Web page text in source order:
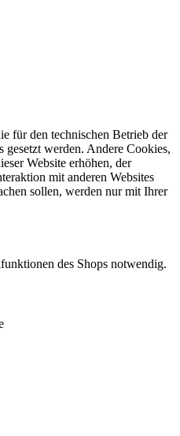
für den technischen Betrieb der
gesetzt werden. Andere Cookies,
Website erhöhen, der
mit anderen Websites
sollen, werden nur mit Ihrer
des Shops notwendig.